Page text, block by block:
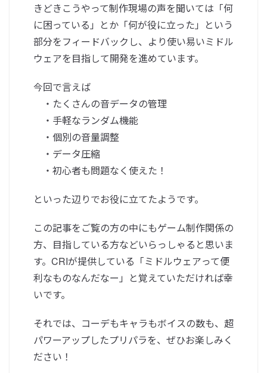
きどきこうやって制作現場の声を聞いては「何
に困っている」とか「何が役に立った」という
部分をフィードバックし、より使い易いミドル
ウェアを目指して開発を進めています。
今回で言えば
・たくさんの音データの管理
・手軽なランダム機能
・個別の音量調整
・データ圧縮
・初心者も問題なく使えた！
といった辺りでお役に立てたようです。
この記事をご覧の方の中にもゲーム制作関係の
方、目指している方などいらっしゃると思いま
す。CRIが提供している「ミドルウェアって便
利なものなんだなー」と覚えていただければ幸
いです。
それでは、コーデもキャラもボイスの数も、超
パワーアップしたプリパラを、ぜひお楽しみく
ださい！